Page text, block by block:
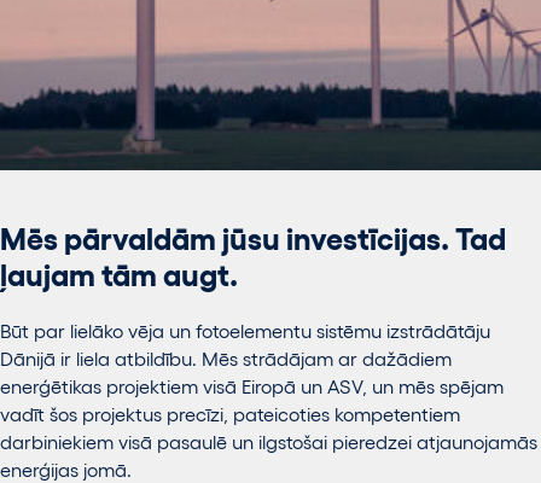
Mēs pārvaldām jūsu investīcijas. Tad
ļaujam tām augt.
Būt par lielāko vēja un fotoelementu sistēmu izstrādātāju
Dānijā ir liela atbildību. Mēs strādājam ar dažādiem
enerģētikas projektiem visā Eiropā un ASV, un mēs spējam
vadīt šos projektus precīzi, pateicoties kompetentiem
darbiniekiem visā pasaulē un ilgstošai pieredzei atjaunojamās
enerģijas jomā.